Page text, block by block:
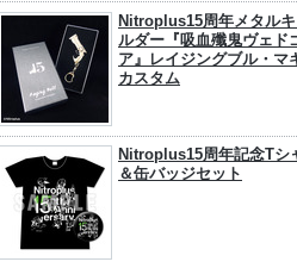
Nitroplus15周年メタル
ルダー『吸血殲鬼ヴェド
ア』レイジングブル・マ
カスタム
Nitroplus15周年記念Tシ
＆缶バッジセット